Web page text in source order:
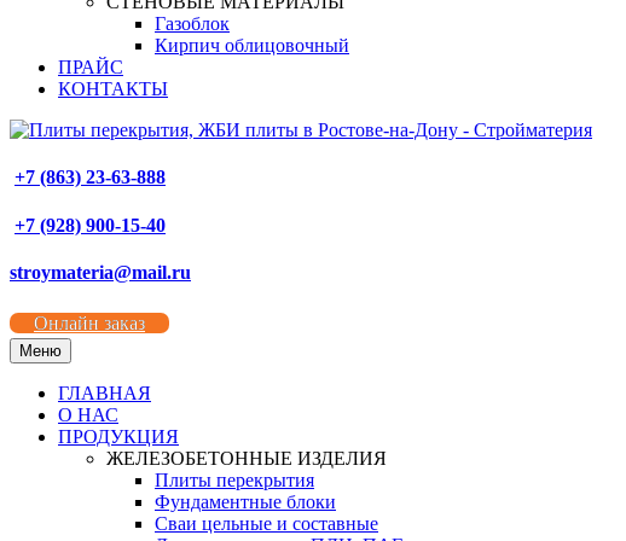
Газоблок
Кирпич облицовочный
ПРАЙС
КОНТАКТЫ
+7 (863) 23-63-888
+7 (928) 900-15-40
stroymateria@mail.ru
Онлайн заказ
Меню
ГЛАВНАЯ
О НАС
ПРОДУКЦИЯ
ЖЕЛЕЗОБЕТОННЫЕ ИЗДЕЛИЯ
Плиты перекрытия
Фундаментные блоки
Сваи цельные и составные